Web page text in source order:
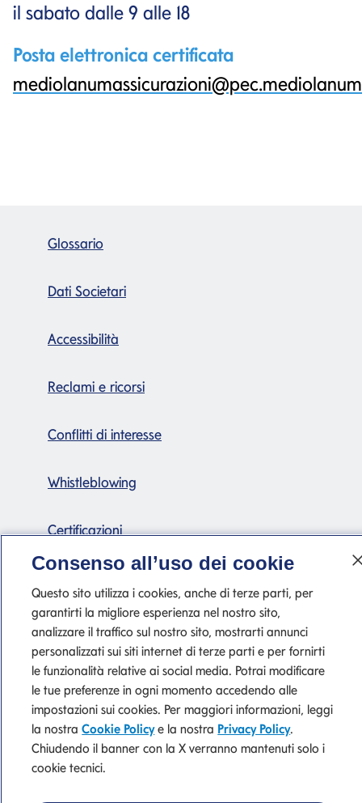
il sabato dalle 9 alle 18
Posta elettronica certificata
Glossario
Dati Societari
Accessibilità
Reclami e ricorsi
Conflitti di interesse
Whistleblowing
Certificazioni
P. IVA 10540610960 del Gruppo IVA Banca Mediolanum
Tutti i Siti del Gruppo Privacy Cookie Policy
Consenso all’uso dei cookie
Questo sito utilizza i cookies, anche di terze parti, per
garantirti la migliore esperienza nel nostro sito,
analizzare il traffico sul nostro sito, mostrarti annunci
personalizzati sui siti internet di terze parti e per fornirti
le funzionalità relative ai social media. Potrai modificare
le tue preferenze in ogni momento accedendo alle
impostazioni sui cookies. Per maggiori informazioni, leggi
la nostraCookie Policye la nostra Privacy Policy.
Chiudendo il banner con la X verranno mantenuti solo i
cookie tecnici.